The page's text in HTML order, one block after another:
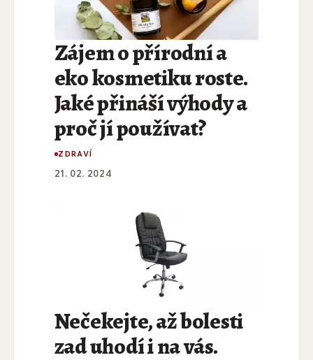
Zájem o přírodní a
eko kosmetiku roste.
Jaké přináší výhody a
proč jí používat?
ZDRAVÍ
21. 02. 2024
Nečekejte, až bolesti
zad uhodí i na vás.